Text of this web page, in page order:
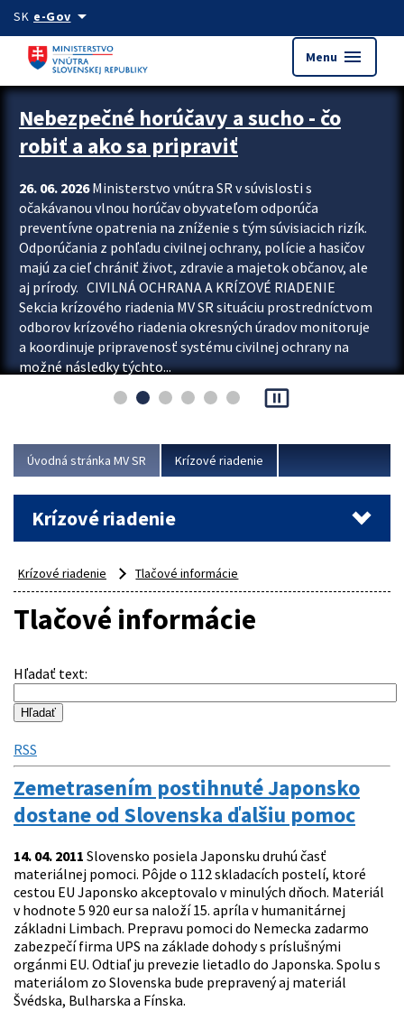
Preskocit na hlavný obsah
SK e-Govarrow_drop_down
Menu menu
Zastavit automatický posun upútavok
Nebezpečné horúčavy a sucho - čo
robiť a ako sa pripraviť
26. 06. 2026Ministerstvo vnútra SR v súvislosti s
očakávanou vlnou horúčav obyvateľom odporúča
preventívne opatrenia na zníženie s tým súvisiacich rizík.
Odporúčania z pohľadu civilnej ochrany, polície a hasičov
majú za cieľ chrániť život, zdravie a majetok občanov, ale
aj prírody. CIVILNÁ OCHRANA A KRÍZOVÉ RIADENIE
Sekcia krízového riadenia MV SR situáciu prostredníctvom
odborov krízového riadenia okresných úradov monitoruje
a koordinuje pripravenosť systému civilnej ochrany na
možné následky týchto...
pause_presentation
Úvodná stránka MV SR Krízové riadenie
Krízové riadenie
Krízové riadenie Tlačové informácie
Tlačové informácie
Hľadať text:
RSS
Zemetrasením postihnuté Japonsko
dostane od Slovenska ďalšiu pomoc
14. 04. 2011 Slovensko posiela Japonsku druhú časť
materiálnej pomoci. Pôjde o 112 skladacích postelí, ktoré
cestou EU Japonsko akceptovalo v minulých dňoch. Materiál
v hodnote 5 920 eur sa naloží 15. apríla v humanitárnej
základni Limbach. Prepravu pomoci do Nemecka zadarmo
zabezpečí firma UPS na základe dohody s príslušnými
orgánmi EU. Odtiaľ ju prevezie lietadlo do Japonska. Spolu s
materiálom zo Slovenska bude prepravený aj materiál
Švédska, Bulharska a Fínska.